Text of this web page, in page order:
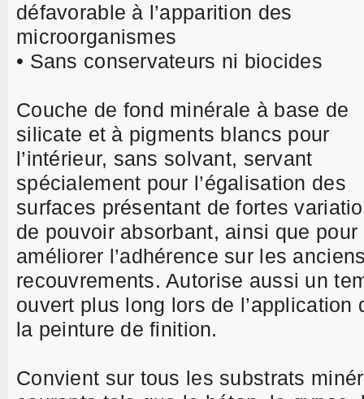
défavorable à l’apparition des
microorganismes
• Sans conservateurs ni biocides
Couche de fond minérale à base de
silicate et à pigments blancs pour
l’intérieur, sans solvant, servant
spécialement pour l’égalisation des
surfaces présentant de fortes
de pouvoir absorbant, ainsi que pour
améliorer l’adhérence sur les
recouvrements. Autorise aussi un
ouvert plus long lors de l’application
la peinture de finition.
Convient sur tous les substrats